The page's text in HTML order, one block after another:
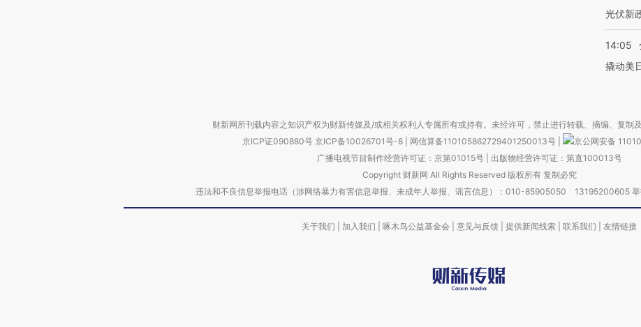
光伏新
14:05
撬动美
财新网所刊载内容之知识产权为财新传媒及/或相关权利人专属所有或持有。未经许可，禁止进行转载、摘编、复制
京ICP证090880号 京ICP备10026701号-8 网信算备110105862729401250013号
京公网安备
广播电视节目制作经营许可证：京第01015号| 出版物经营许可证：第直100013号
Copyright 财新网 All Rights Reserved 版权所有 复制必究
违法和不良信息举报电话（涉网络暴力有害信息举报、未成年人举报、谣言信息）：010-85905050 13195200605
关于我们 加入我们 啄木鸟公益基金会 意见与反馈 提供新闻线索 联系我们 友情链接